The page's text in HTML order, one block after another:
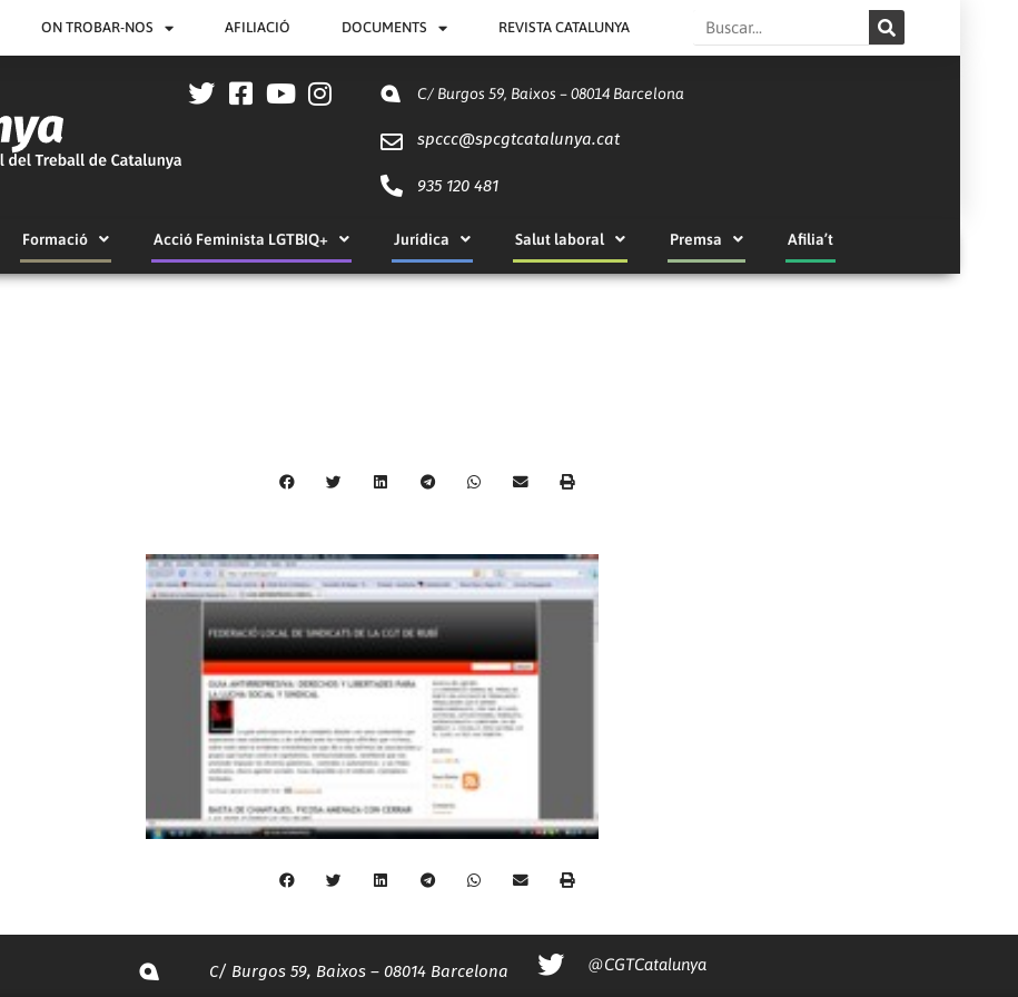
ON TROBAR-NOS AFILIACIÓ DOCUMENTS REVISTA CATALUNYA Search
C/ Burgos 59, Baixos – 08014 Barcelona
spccc@spcgtcatalunya.cat
935 120 481
Formació Acció Feminista LGTBIQ+ Jurídica Salut laboral Premsa Afilia’t
C/ Burgos 59, Baixos – 08014 Barcelona @CGTCatalunya